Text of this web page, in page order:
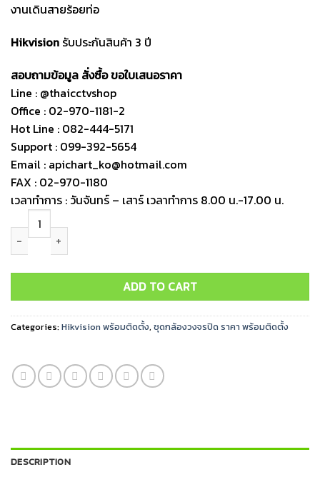
งานเดินสายร้อยท่อ
Hikvision รับประกันสินค้า 3 ปี
สอบถามข้อมูล สั่งซื้อ ขอใบเสนอราคา
Line : @thaicctvshop
Office : 02-970-1181-2
Hot Line : 082-444-5171
Support : 099-392-5654
Email : apichart_ko@hotmail.com
FAX : 02-970-1180
เวลาทำการ : วันจันทร์ – เสาร์ เวลาทำการ 8.00 น.-17.00 น.
ชุดกล้องวงจรปิด Hikvision IP 8ตัว 2MP พร้อมติดตั้ง quantity
ADD TO CART
Categories:Hikvision พร้อมติดตั้ง, ชุดกล้องวงจรปิด ราคา พร้อมติดตั้ง
DESCRIPTION